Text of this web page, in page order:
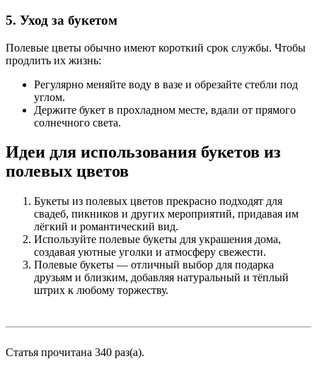
5. Уход за букетом
Полевые цветы обычно имеют короткий срок службы. Чтобы
продлить их жизнь:
Регулярно меняйте воду в вазе и обрезайте стебли под
углом.
Держите букет в прохладном месте, вдали от прямого
солнечного света.
Идеи для использования букетов из
полевых цветов
Букеты из полевых цветов прекрасно подходят для
свадеб, пикников и других мероприятий, придавая им
лёгкий и романтический вид.
Используйте полевые букеты для украшения дома,
создавая уютные уголки и атмосферу свежести.
Полевые букеты — отличный выбор для подарка
друзьям и близким, добавляя натуральный и тёплый
штрих к любому торжеству.
Статья прочитана 340 раз(a).